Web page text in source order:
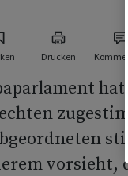
Drucken
hat
vorsieht,